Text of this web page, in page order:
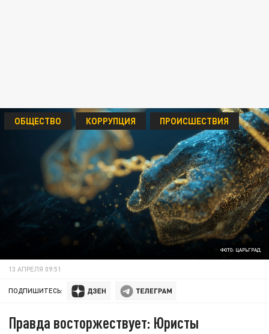
ФОТО: ЦАРЬГРАД
ОБЩЕСТВО КОРРУПЦИЯ ПРОИСШЕСТВИЯ
13 АПРЕЛЯ 09:51
ПОДПИШИТЕСЬ:
Правда восторжествует: Юристы